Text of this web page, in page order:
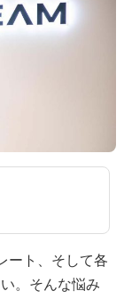
ート、そして各
。そんな悩み